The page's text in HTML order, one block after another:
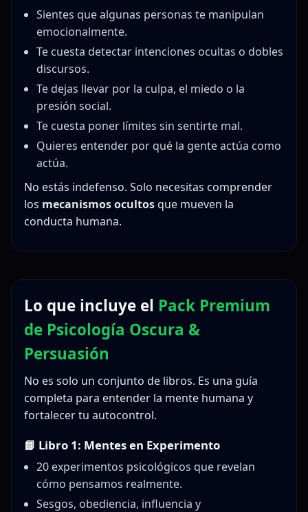
Sientes que algunas personas te manipulan
emocionalmente.
Te cuesta detectar intenciones ocultas o dobles
discursos.
Te dejas llevar por la culpa, el miedo o la
presión social.
Te cuesta poner límites sin sentirte mal.
Quieres entender por qué la gente actúa como
actúa.
No estás indefenso. Solo necesitas comprender
los mecanismos ocultosque mueven la
conducta humana.
Lo que incluye el Pack Premium
de Psicología Oscura &
Persuasión
No es solo un conjunto de libros. Es una guía
completa para entender la mente humana y
fortalecer tu autocontrol.
📘 Libro 1: Mentes en Experimento
20 experimentos psicológicos que revelan
cómo pensamos realmente.
Sesgos, obediencia, influencia y